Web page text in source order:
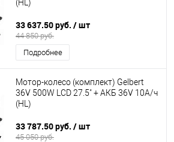
(HL)
33 637.50 руб. / шт
44 850 руб.
Подробнее
Мотор-колесо (комплект) Gelbert
36V 500W LCD 27.5" + АКБ 36V 10А/ч
(HL)
33 787.50 руб. / шт
45 050 руб.